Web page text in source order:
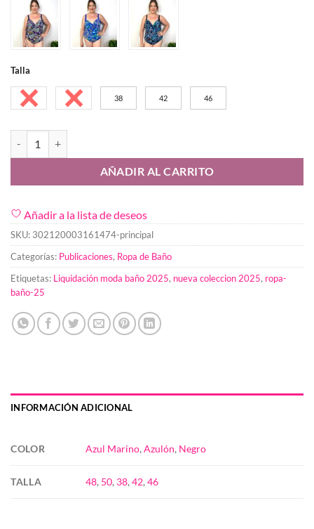
Talla
48 50 38 42 46
AÑADIR AL CARRITO
Añadir a la lista de deseos
SKU: 302120003161474-principal
Categorías: Publicaciones, Ropa de Baño
Etiquetas: Liquidación moda baño 2025, nueva coleccion 2025, ropa-
baño-25
INFORMACIÓN ADICIONAL
COLOR Azul Marino,Azulón, Negro
TALLA 48, 50, 38,42,46